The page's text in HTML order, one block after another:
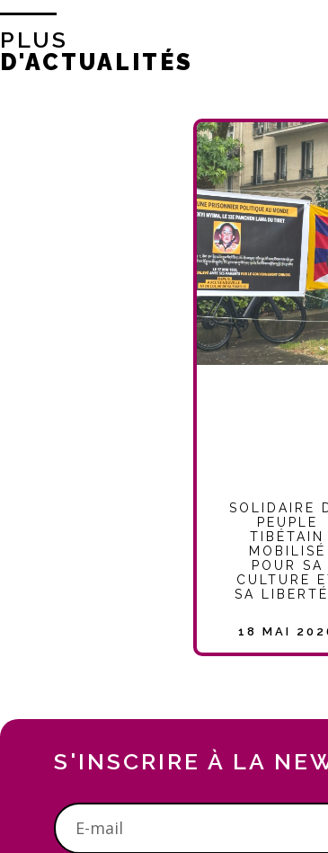
PLUS
D'ACTUALITÉS
SOLIDAIRE
PEUPLE
TIBÉTAIN
MOBILISÉ
POUR SA
CULTURE
SA
18 MAI
S'INSCRIRE À LA